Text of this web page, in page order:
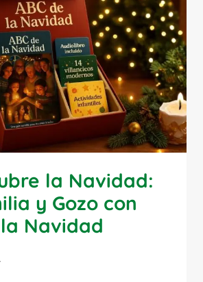
la Navidad:
y Gozo con
Navidad